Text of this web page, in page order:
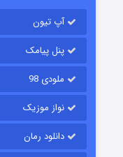
آپ تیون
پنل پیامک
ملودی 98
نواز موزیک
دانلود رمان